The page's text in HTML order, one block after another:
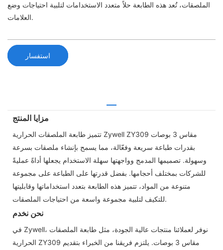
الملصقات، تُعد هذه الطابعة حلاً متعدد الاستخدامات لتلبية احتياجات وضع
العلامات.
استفسار
مزايا المنتج
تتميز طابعة الملصقات الحرارية Zywell ZY309 مقاس 3 بوصات
بقدرات طباعة سريعة وفعّالة، مما يسمح بإنشاء ملصقات بسرعة
وسهولة. تصميمها المدمج وواجهتها سهلة الاستخدام يجعلها أداةً عمليةً
للشركات بمختلف أحجامها. بفضل قدرتها على الطباعة على مجموعة
متنوعة من المواد، تتميز هذه الطابعة بتعدد استخداماتها وقابليتها
للتكيف لتلبية مجموعة واسعة من احتياجات الملصقات.
نحن نخدم
في Zywell، نوفر لعملائنا منتجات عالية الجودة، مثل طابعة الملصقات
الحرارية ZY309 مقاس 3 بوصات. يلتزم فريقنا من الخبراء بتقديم